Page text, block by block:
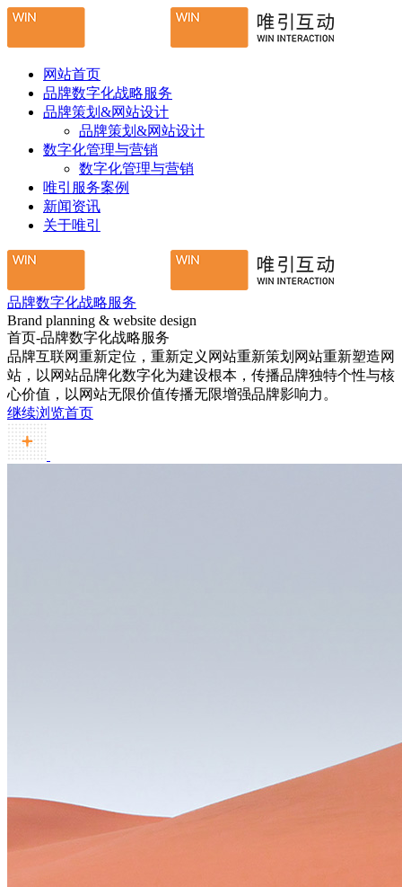
网站首页
品牌数字化战略服务
品牌策划&网站设计
品牌策划&网站设计
数字化管理与营销
数字化管理与营销
唯引服务案例
新闻资讯
关于唯引
品牌数字化战略服务
Brand planning & website design
首页-品牌数字化战略服务
品牌互联网重新定位，重新定义网站重新策划网站重新塑造网
站，以网站品牌化数字化为建设根本，传播品牌独特个性与核
心价值，以网站无限价值传播无限增强品牌影响力。
继续浏览首页